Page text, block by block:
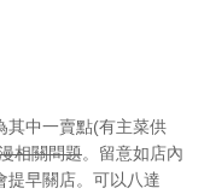
其中一賣點(有主菜供
相關問題。留意如店內
提早關店。可以八達